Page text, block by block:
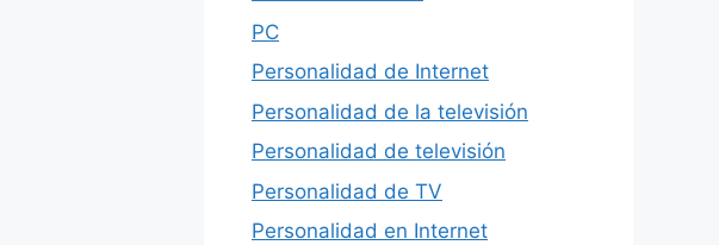
PC
Personalidad de Internet
Personalidad de la televisión
Personalidad de televisión
Personalidad de TV
Personalidad en Internet